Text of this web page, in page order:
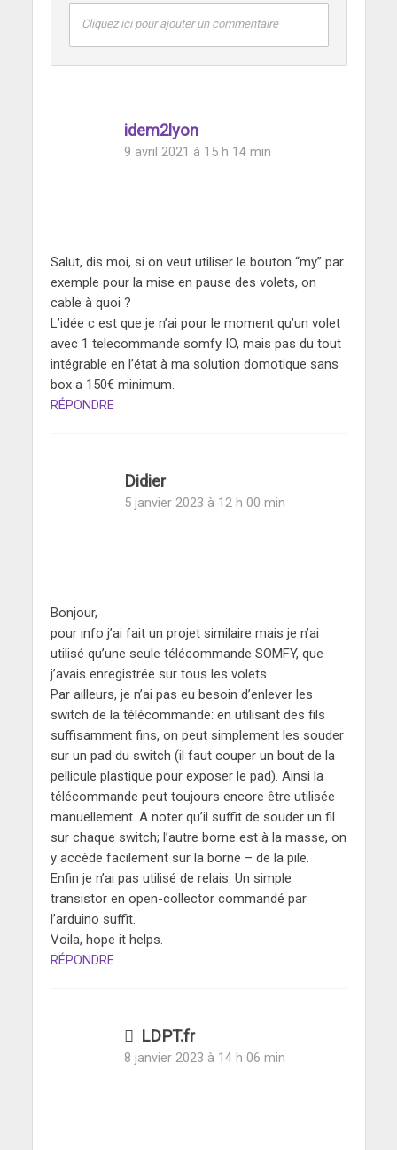
Cliquez ici pour ajouter un commentaire
idem2lyon
9 avril 2021 à 15 h 14 min
Salut, dis moi, si on veut utiliser le bouton “my” par
exemple pour la mise en pause des volets, on
cable à quoi ?
L’idée c est que je n’ai pour le moment qu’un volet
avec 1 telecommande somfy IO, mais pas du tout
intégrable en l’état à ma solution domotique sans
box a 150€ minimum.
RÉPONDRE
Didier
5 janvier 2023 à 12 h 00 min
Bonjour,
pour info j’ai fait un projet similaire mais je n’ai
utilisé qu’une seule télécommande SOMFY, que
j’avais enregistrée sur tous les volets.
Par ailleurs, je n’ai pas eu besoin d’enlever les
switch de la télécommande: en utilisant des fils
suffisamment fins, on peut simplement les souder
sur un pad du switch (il faut couper un bout de la
pellicule plastique pour exposer le pad). Ainsi la
télécommande peut toujours encore être utilisée
manuellement. A noter qu’il suffit de souder un fil
sur chaque switch; l’autre borne est à la masse, on
y accède facilement sur la borne – de la pile.
Enfin je n’ai pas utilisé de relais. Un simple
transistor en open-collector commandé par
l’arduino suffit.
Voila, hope it helps.
RÉPONDRE
LDPT.fr
8 janvier 2023 à 14 h 06 min